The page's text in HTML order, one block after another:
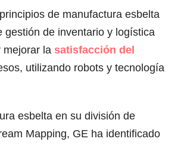
de manufactura esbelta
de inventario y logística
mejorar la satisfacción del
utilizando robots y tecnología
esbelta en su división de
Mapping, GE ha identificado